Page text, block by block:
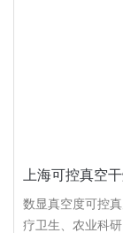
上海可控真空
数显真空度可控
疗卫生、农业科